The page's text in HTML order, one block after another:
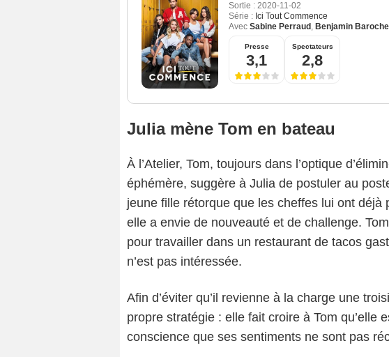
Sortie : 2020-11-02
Série : Ici Tout Commence
Avec Sabine Perraud , Benjamin Baroche
Presse
3,1
Spectateurs
2,8
Julia mène Tom en bateau
À l’Atelier, Tom, toujours dans l’optique
éphémère, suggère à Julia de postuler au
jeune fille rétorque que les cheffes lui ont déjà
elle a envie de nouveauté et de challenge.
pour travailler dans un restaurant de tacos
n’est pas intéressée.
Afin d’éviter qu’il revienne à la charge une
propre stratégie : elle fait croire à Tom qu’elle
conscience que ses sentiments ne sont pas